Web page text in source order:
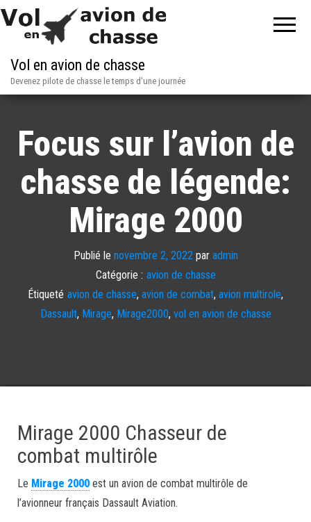
Vol en avion de chasse
Devenez pilote de chasse le temps d'une journée
Focus sur l’avion de
chasse de légende:
Mirage 2000
Publié le novembre 2, 2022 par admin
Catégorie : avion de chasse
Étiqueté avion de chasse, avion de combat, avion multirole,
Dassault, Mirage, Mirage2000, vol en avion de chasse
Mirage 2000 Chasseur de
combat multirôle
Le Mirage 2000 est un avion de combat multirôle de
l’avionneur français Dassault Aviation.